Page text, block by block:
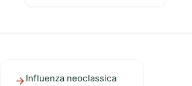
Influenza neoclassica